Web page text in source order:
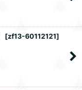
[zf13-60112121]